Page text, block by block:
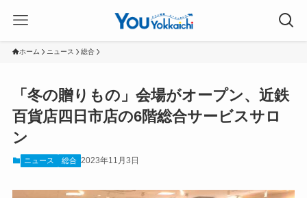
ホーム ニュース 総合
「冬の贈りもの」会場がオープン、近鉄
百貨店四日市店の6階総合サービスサロ
ン
ニュース 総合 2023年11月3日